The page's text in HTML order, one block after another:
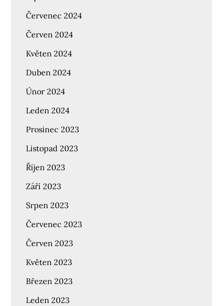
Červenec 2024
Červen 2024
Květen 2024
Duben 2024
Únor 2024
Leden 2024
Prosinec 2023
Listopad 2023
Říjen 2023
Září 2023
Srpen 2023
Červenec 2023
Červen 2023
Květen 2023
Březen 2023
Leden 2023